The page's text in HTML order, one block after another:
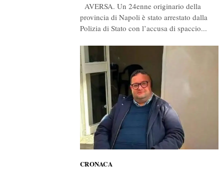
AVERSA. Un 24enne originario della
provincia di Napoli è stato arrestato dalla
Polizia di Stato con l’accusa di spaccio...
CRONACA